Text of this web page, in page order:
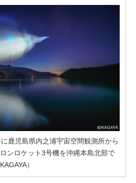
鹿児島県内之浦宇宙空間観測所から
ンロケット3号機を沖縄本島北部で
）